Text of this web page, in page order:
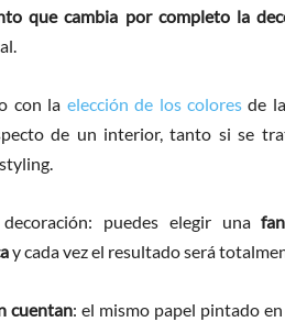
que cambia por completo la
con la elección de los coloresde
de un interior, tanto si se
puedes elegir una
y cada vez el resultado será
cuentan: el mismo papel pintado